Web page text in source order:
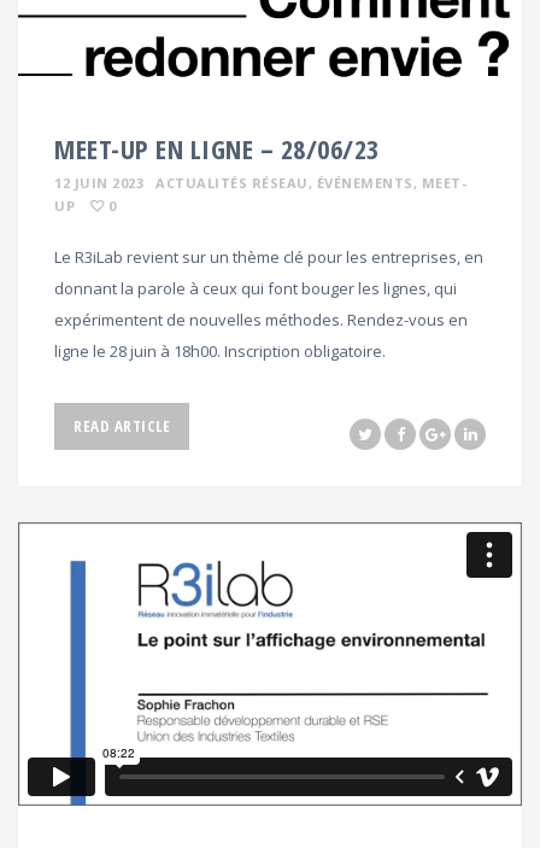
MEET-UP EN LIGNE – 28/06/23
12 JUIN 2023 ACTUALITÉS RÉSEAU , ÉVÉNEMENTS , MEET-
UP
0
Le R3iLab revient sur un thème clé pour les entreprises, en
donnant la parole à ceux qui font bouger les lignes, qui
expérimentent de nouvelles méthodes. Rendez-vous en
ligne le 28 juin à 18h00. Inscription obligatoire.
READ ARTICLE